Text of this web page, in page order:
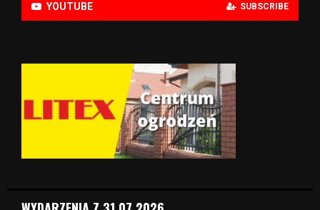
YOUTUBE SUBSCRIBE